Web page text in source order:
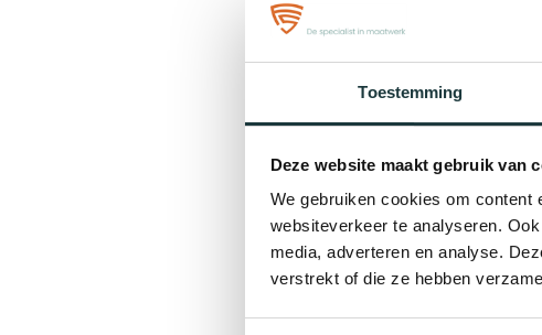
Toestemming
Deze website maakt gebruik van
We gebruiken cookies om content
websiteverkeer te analyseren.
media, adverteren en analyse.
verstrekt of die ze hebben